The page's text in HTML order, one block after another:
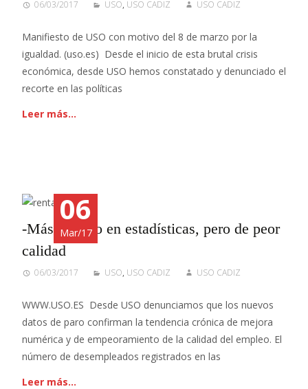
06/03/2017 USO, USO CADIZ USO CADIZ
Manifiesto de USO con motivo del 8 de marzo por la
igualdad. (uso.es) Desde el inicio de esta brutal crisis
económica, desde USO hemos constatado y denunciado el
recorte en las políticas
Leer más…
06
Mar/17
-Más empleo en estadísticas, pero de peor
calidad
06/03/2017 USO, USO CADIZ USO CADIZ
WWW.USO.ES Desde USO denunciamos que los nuevos
datos de paro confirman la tendencia crónica de mejora
numérica y de empeoramiento de la calidad del empleo. El
número de desempleados registrados en las
Leer más…